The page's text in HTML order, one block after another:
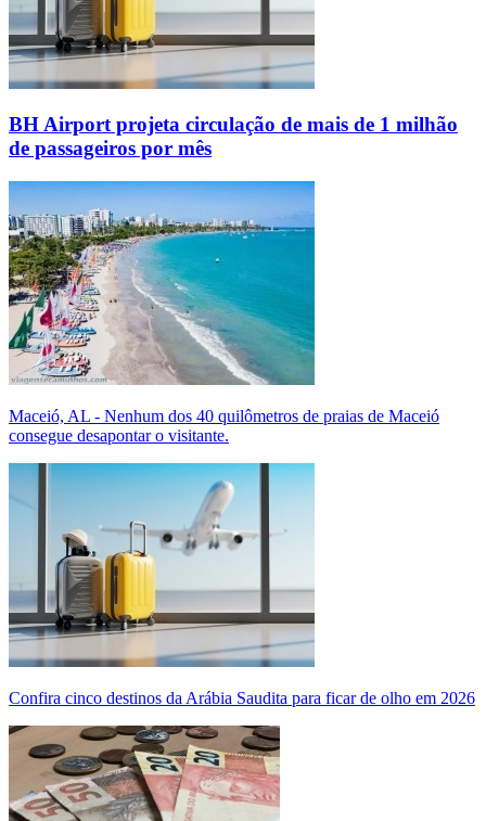
BH Airport projeta circulação de mais de 1 milhão
de passageiros por mês
Maceió, AL - Nenhum dos 40 quilômetros de praias de Maceió
consegue desapontar o visitante.
Confira cinco destinos da Arábia Saudita para ficar de olho em 2026